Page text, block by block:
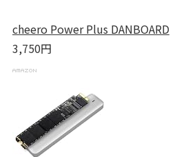
cheero Power Plus DANBOARD
3,750円